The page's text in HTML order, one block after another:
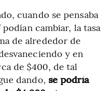
cuando se pensaba
podían cambiar, la tasa
de alrededor de
y en
de $400, de tal
dando, se podría